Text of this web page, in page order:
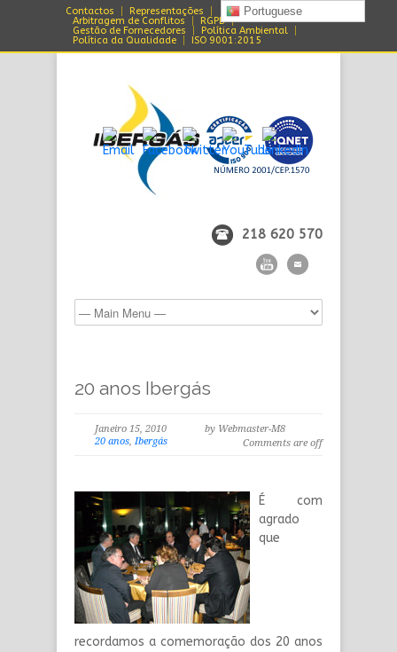
Contactos
Representações
Arbitragem de Conflitos
RGPD
Gestão de Fornecedores
Política Ambiental
Política da Qualidade
ISO 9001:2015
218 620 570
20 anos Ibergás
Janeiro 15, 2010
by Webmaster-M8
20 anos, Ibergás Comments are off
É com
agrado
que
recordamos a comemoração dos 20 anos
Portuguese